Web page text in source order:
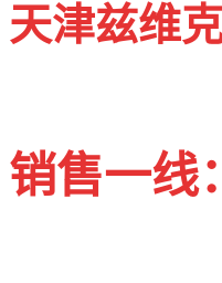
天津兹维
销售一线：